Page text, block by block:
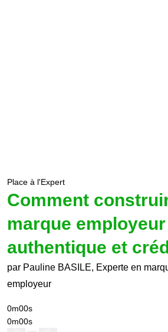
Place à l'Expert
Comment
marque employeur
authentique et
par Pauline BASILE, Experte en
employeur
0m00s
0m00s